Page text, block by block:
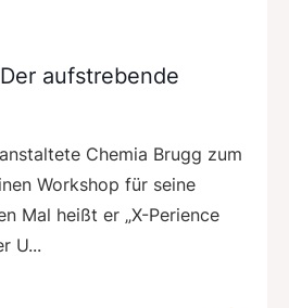
aufstrebende
Chemia Brugg zum
Workshop für seine
Mal heißt er „X-Perience
U...